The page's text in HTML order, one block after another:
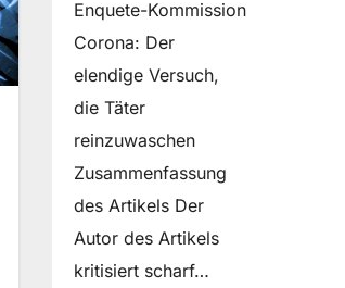
Enquete-Kommission
Corona: Der
elendige Versuch,
die Täter
reinzuwaschen
Zusammenfassung
des Artikels Der
Autor des Artikels
kritisiert scharf…